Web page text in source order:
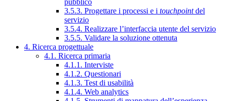
3.5.3. Progettare i processi e i touchpointdel
servizio
3.5.4. Realizzare l’interfaccia utente del servizio
3.5.5. Validare la soluzione ottenuta
4. Ricerca progettuale
4.1. Ricerca primaria
4.1.1. Interviste
4.1.2. Questionari
4.1.3. Test di usabilità
4.1.4. Web analytics